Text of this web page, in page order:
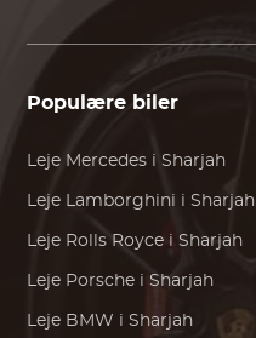
Populære biler
Leje Mercedes i Sharjah
Leje Lamborghini i Sharjah
Leje Rolls Royce i Sharjah
Leje Porsche i Sharjah
Leje BMW i Sharjah